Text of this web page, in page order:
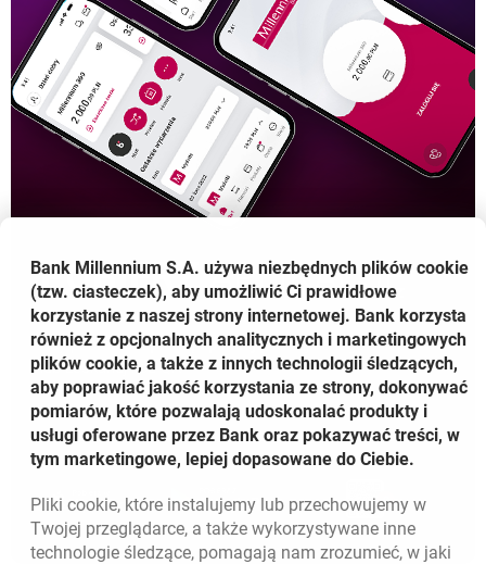
POBIERZAPLIKACJĘ
Aby pobraćbezpłatną aplikację, kliknij na logo sklepu
lub zeskanuj kod QR
Bank Millennium S.A. używa niezbędnych plików cookie
(tzw. ciasteczek), aby umożliwić Ci prawidłowe
korzystanie z naszej strony internetowej. Bank korzysta
również z opcjonalnych analitycznych i marketingowych
plików cookie, a także z innych technologii śledzących,
aby poprawiać jakość korzystania ze strony, dokonywać
pomiarów, które pozwalają udoskonalać produkty i
usługi oferowane przez Bank oraz pokazywać treści, w
tym marketingowe, lepiej dopasowane do Ciebie.
Pliki cookie, które instalujemy lub przechowujemy w
Twojej przeglądarce, a także wykorzystywane inne
technologie śledzące, pomagają nam zrozumieć, w jaki